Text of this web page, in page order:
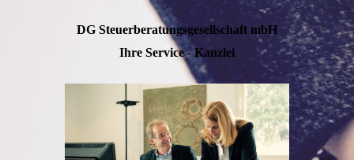
DG Steuerberatungs­gesellschaft mbH
Ihre Service - Kanzlei